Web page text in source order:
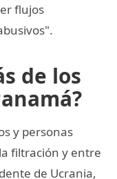
flujos
de los
y personas
filtración y entre
de Ucrania,